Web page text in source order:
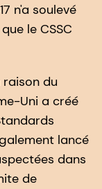
n'a soulevé
le CSSC
du
Uni a créé
lancé
dans
de